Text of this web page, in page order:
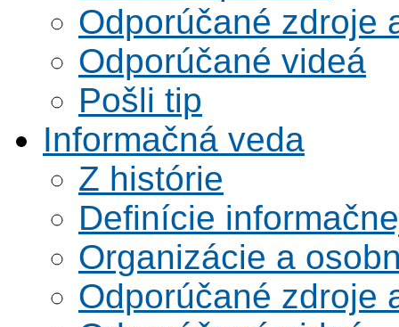
Odporúčané zdroje
Odporúčané videá
Pošli tip
Informačná veda
Z histórie
Definície
Organizácie a
Odporúčané zdroje